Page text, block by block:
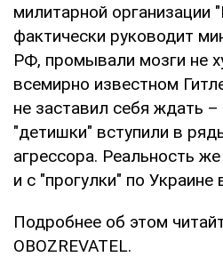
милитарной организации
фактически руководит
РФ, промывали мозги не
всемирно известном
не заставил себя ждать
"детишки" вступили в
агрессора. Реальность
и с "прогулки" по Украине
Подробнее об этом
OBOZREVATEL.